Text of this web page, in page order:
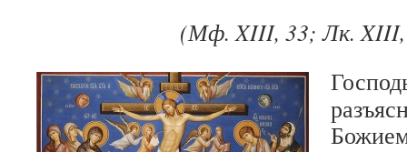
(Мф. XIII, 33; Лк. XIII,